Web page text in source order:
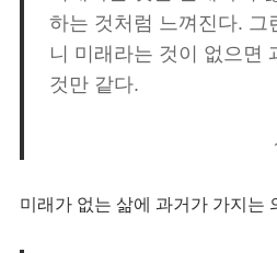
하는 것처럼 느껴진다. 그
니 미래라는 것이 없으면
것만 같다.
미래가 없는 삶에 과거가 가지는